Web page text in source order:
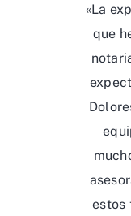
«La
que
estos